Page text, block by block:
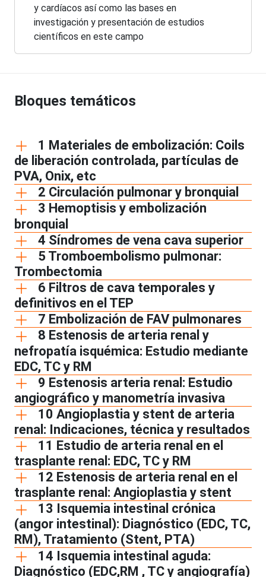
y cardíacos así como las bases en
investigación y presentación de estudios
científicos en este campo
Bloques temáticos
1 Materiales de embolización: Coils
de liberación controlada, partículas de
PVA, Onix, etc
2 Circulación pulmonar y bronquial
3 Hemoptisis y embolización
bronquial
4 Síndromes de vena cava superior
5 Tromboembolismo pulmonar:
Trombectomia
6 Filtros de cava temporales y
definitivos en el TEP
7 Embolización de FAV pulmonares
8 Estenosis de arteria renal y
nefropatía isquémica: Estudio mediante
EDC, TC y RM
9 Estenosis arteria renal: Estudio
angiográfico y manometría invasiva
10 Angioplastia y stent de arteria
renal: Indicaciones, técnica y resultados
11 Estudio de arteria renal en el
trasplante renal: EDC, TC y RM
12 Estenosis de arteria renal en el
trasplante renal: Angioplastia y stent
13 Isquemia intestinal crónica
(angor intestinal): Diagnóstico (EDC, TC,
RM), Tratamiento (Stent, PTA)
14 Isquemia intestinal aguda:
Diagnóstico (EDC,RM , TC y angiografía)